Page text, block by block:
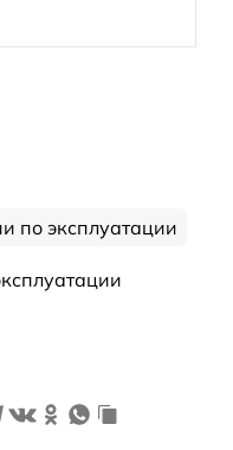
по эксплуатации